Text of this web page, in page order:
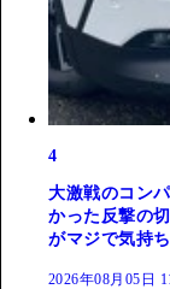
4
大激戦のコン
かった反撃の
がマジで気持
2026年08月05日